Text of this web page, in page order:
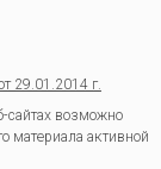
29.01.2014 г.
сайтах возможно
материала активной